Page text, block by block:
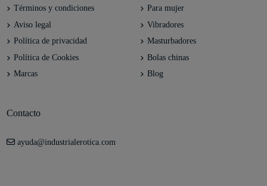
Términos y condiciones
Aviso legal
Política de privacidad
Política de Cookies
Marcas
Para mujer
Vibradores
Masturbadores
Bolas chinas
Blog
Contacto
ayuda@industrialerotica.com